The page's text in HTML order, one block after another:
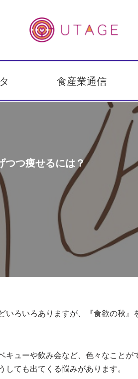
食産業通信
つつ痩せるには？
いろいろありますが、『食欲の秋』
ューや飲み会など、色々なことが
ても出てくる悩みがあります。